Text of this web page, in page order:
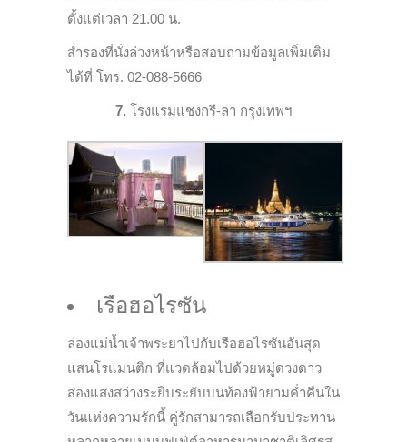
ตั้งแต่เวลา 21.00 น.
สำรองที่นั่งล่วงหน้าหรือสอบถามข้อมูลเพิ่มเติม
ได้ที่ โทร. 02-088-5666
7. โรงแรมแชงกรี-ลา กรุงเทพฯ
เรือฮอไรซัน
ล่องแม่น้ำเจ้าพระยาไปกับเรือฮอไรซันอันสุด
แสนโรแมนติก ที่แวดล้อมไปด้วยหมู่ดวงดาว
ส่องแสงสว่างระยิบระยับบนท้องฟ้ายามค่ำคืนใน
วันแห่งความรักนี้ คู่รักสามารถเลือกรับประทาน